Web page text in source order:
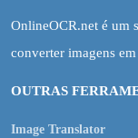
OnlineOCR.net é um
converter imagens
OUTRAS
Image Translator